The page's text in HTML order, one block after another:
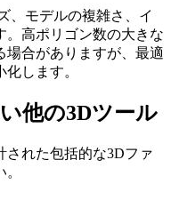
、モデルの複雑さ、イ
。高ポリゴン数の大きな
場合がありますが、最適
します。
他の3Dツール
された包括的な3Dファ